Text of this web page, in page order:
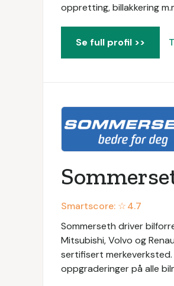
oppretting, billakkering
Se full profil >>
Smartscore: ☆4.7
Sommerseth driver
Mitsubishi, Volvo og
sertifisert
oppgraderinger på alle